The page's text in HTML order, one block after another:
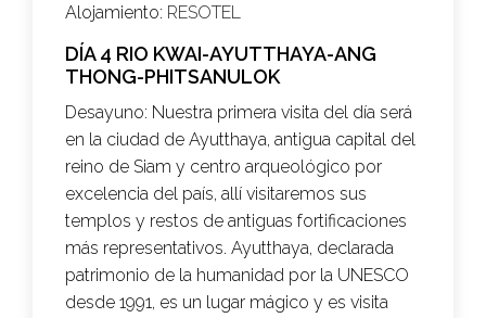
Alojamiento: RESOTEL
DÍA 4 RIO KWAI-AYUTTHAYA-ANG
THONG-PHITSANULOK
Desayuno: Nuestra primera visita del día será
en la ciudad de Ayutthaya, antigua capital del
reino de Siam y centro arqueológico por
excelencia del país, allí visitaremos sus
templos y restos de antiguas fortificaciones
más representativos. Ayutthaya, declarada
patrimonio de la humanidad por la UNESCO
desde 1991, es un lugar mágico y es visita